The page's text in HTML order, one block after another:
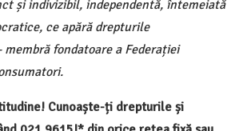
și indivizibil, independentă, întemeiată
ce apără drepturile
fondatoare a Federației
Cunoaște-ți drepturile și